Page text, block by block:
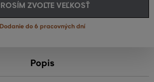
ZVOĽTE VEĽKOSŤ
Dodanie do 6 pracovných dní
Popis